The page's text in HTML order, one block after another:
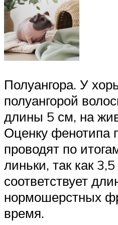
Полуангора. У
полуангорой
длины 5 см, на
Оценку фенотипа
проводят по
линьки, так как
соответствует
нормошерстных
время.